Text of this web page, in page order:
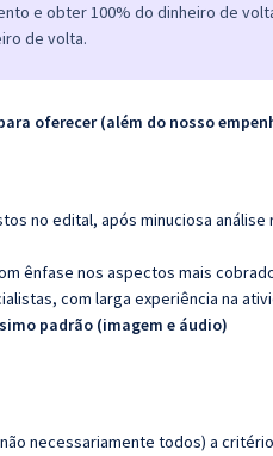
e obter 100% do dinheiro de
de volta.
oferecer (além do nosso
no edital, após minuciosa
ênfase nos aspectos mais
com larga experiência na
padrão (imagem e áudio)
necessariamente todos) a